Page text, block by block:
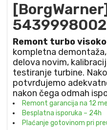
Remont turbo
kompletna
delova novim,
testiranje turbine.
potvrđujemo
nakon čega odmah
Remont garancija na 12
Besplatna isporuka – 24h
Plaćanje gotovinom pri